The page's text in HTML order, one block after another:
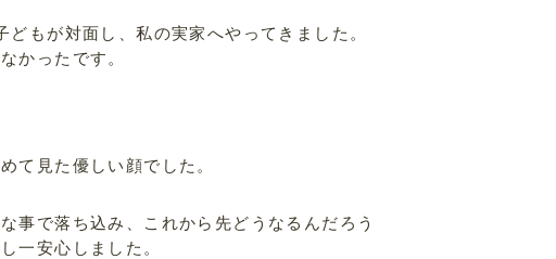
もが対面し、私の実家へやってきました。
かったです。
て見た優しい顔でした。
事で落ち込み、これから先どうなるんだろう
一安心しました。